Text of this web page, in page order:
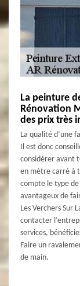
La peinture
Rénovation
des prix très
La qualité d’une
Il est donc
considérer avant
en mètre carré à
compte le type
avantageux de
Les Verchers Sur
contacter
services,
Faire un
de main.